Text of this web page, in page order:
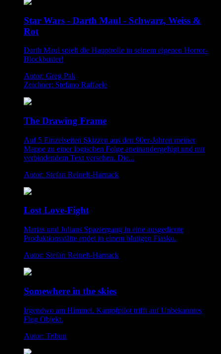
Star Wars - Darth Maul - Schwarz, Weiss &
Rot
Darth Maul spielt die Hauptrolle in seinem eigenen Horror-
Blockbuster!
Autor: Greg Pak
Zeichner: Stefano Raffaele
The Drawing Frame
Auf 5 Einzelseiten Skizzen aus den 90er-Jahren meiner
Mappe zu einer logischen Folge aneinandergefügt und mit
verbindendem Text versehen. Die...
Autor: Stefan Reinelt-Harnack
Lost Love-Fight
Marias und Julians Spaziergang in eine ausgediente
Produktionsstätte endet in einem blutigen Fiasko.
Autor: Stefan Reinelt-Harnack
Somewhere in the skies
Irgendwo am Himmel. Kampfpilot trifft auf Unbekanntes
Flug Objekt.
Autor: Tribun